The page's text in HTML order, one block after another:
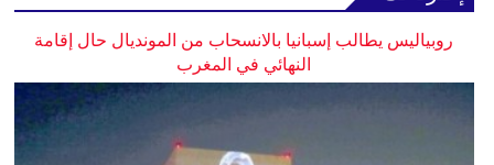
روبياليس يطالب إسبانيا بالانسحاب من المونديال حال إقامة
النهائي في المغرب